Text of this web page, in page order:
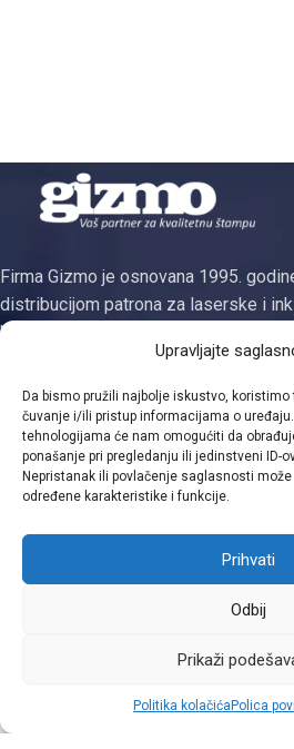
Upravljajte
Da bismo pružili najbolje iskustvo,
čuvanje i/ili pristup informacijama o
tehnologijama će nam omogućiti da
ponašanje pri pregledanju ili jedinstveni ID-
Nepristanak ili povlačenje saglasnosti
određene karakteristike i funkcije.
Prihvati
Odbij
Prikaži
Politika kolačića Polica
Firma Gizmo je osnovana 1995.
distribucijom patrona za laserske i
kopirne uređaje se bavi od 2003.
registrovana firma za proizvodnju
Tuzlanskog kantona
Kategorije
Linkovi
Kontakt informacije
Viber
Moj račun